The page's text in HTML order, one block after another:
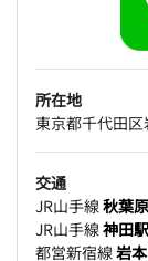
所在地
東京都千代田
交通
JR山手線秋葉
JR山手線神田駅
都営新宿線岩